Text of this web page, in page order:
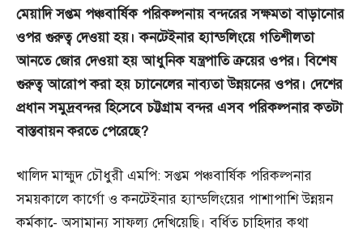
মেয়াদিসপ্তম পঞ্চবার্ষিক পরিকল্পনায়বন্দরেরসক্ষমতাবাড়ানোর
ওপরগুরুত্বদেওয়াহয়।কনটেইনারহ্যান্ডলিংয়েগতিশীলতা
আনতেজোরদেওয়াহয়আধুনিকযন্ত্রপাতিক্রয়েরওপর।বিশেষ
গুরুত্বআরোপকরাহয়চ্যানেলেরনাব্যতাউন্নয়নেরওপর। দেশের
প্রধানসমুদ্রবন্দরহিসেবেচট্টগ্রামবন্দরএসব পরিকল্পনারকতটা
বাস্তবায়নকরতেপেরেছে?
খালিদ মাহ্মুদ চৌধুরী এমপি: সপ্তম পঞ্চবার্ষিক পরিকল্পনার
সময়কালে কার্গো ও কনটেইনার হ্যান্ডলিংয়ের পাশাপাশি উন্নয়ন
কর্মকা-ে অসামান্য সাফল্য দেখিয়েছি। বর্ধিত চাহিদার কথা